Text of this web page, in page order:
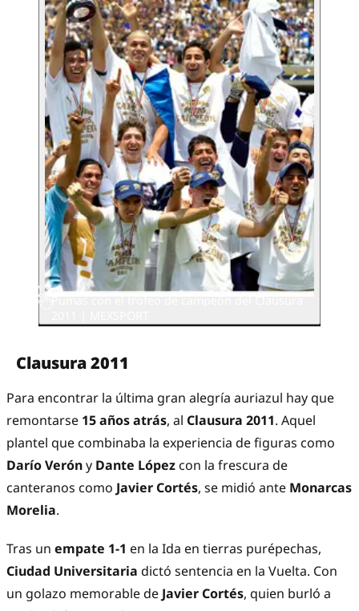
Clausura 2011
Para encontrar la última gran alegría auriazul hay que
remontarse 15 años atrás, al Clausura 2011. Aquel
plantel que combinaba la experiencia de figuras como
Darío Veróny Dante López con la frescura de
canteranos como Javier Cortés, se midió ante Monarcas
Morelia.
Tras un empate 1-1 en la Ida en tierras purépechas,
Ciudad Universitaria dictó sentencia en la Vuelta. Con
un golazo memorable de Javier Cortés, quien burló a